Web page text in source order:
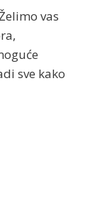
vas
sve kako